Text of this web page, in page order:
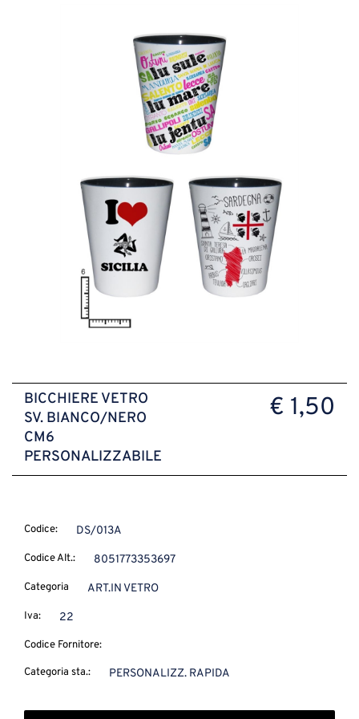
BICCHIERE VETRO
SV. BIANCO/NERO
CM6
PERSONALIZZABILE
€ 1,50
Codice: DS/013A
Codice Alt.: 8051773353697
Categoria ART.IN VETRO
Iva: 22
Codice Fornitore:
Categoria sta.: PERSONALIZZ. RAPIDA